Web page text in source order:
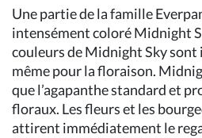
Une partie de la famille
intensément coloré Midnight
couleurs de Midnight Sky sont
même pour la floraison.
que l’agapanthe standard et
floraux. Les fleurs et les
attirent immédiatement le